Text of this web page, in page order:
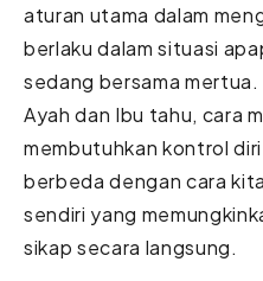
aturan utama dalam
berlaku dalam situasi
sedang bersama
Ayah dan Ibu tahu, cara
membutuhkan kontrol
berbeda dengan cara
sendiri yang
sikap secara langsung.